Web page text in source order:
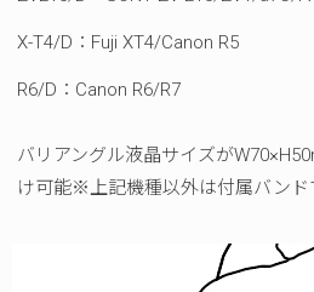
X-T4/D：Fuji XT4/Canon R5
R6/D：Canon R6/R7
バリアングル液晶サイズが
け可能※上記機種以外は付属バンド